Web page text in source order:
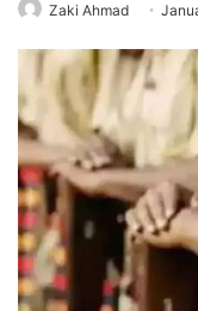
Zaki Ahmad